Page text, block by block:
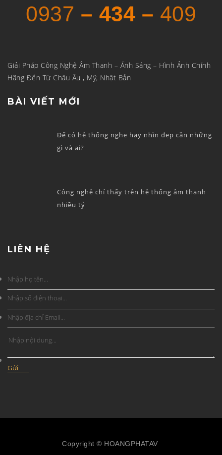
0937 – 434 – 409
Giải Pháp Công Nghệ Âm Thanh – Ánh Sáng – Hình Ảnh Chính
Hãng Đến Từ Châu Âu , Mỹ, Nhật Bản
BÀI VIẾT MỚI
Để có hệ thống nghe hay nhìn đẹp cần những
gì và ai?
Công nghệ chỉ thấy trên hệ thống âm thanh
nhiều tỷ
LIÊN HỆ
Copyright © HOANGPHATAV